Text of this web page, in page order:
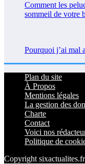
Comment les
sommeil de votre
Pourquoi j’ai mal
Plan du site
À Propos
Mentions légales
La gestion des
Charte
Contact
Voici nos
Politique de
Copyright